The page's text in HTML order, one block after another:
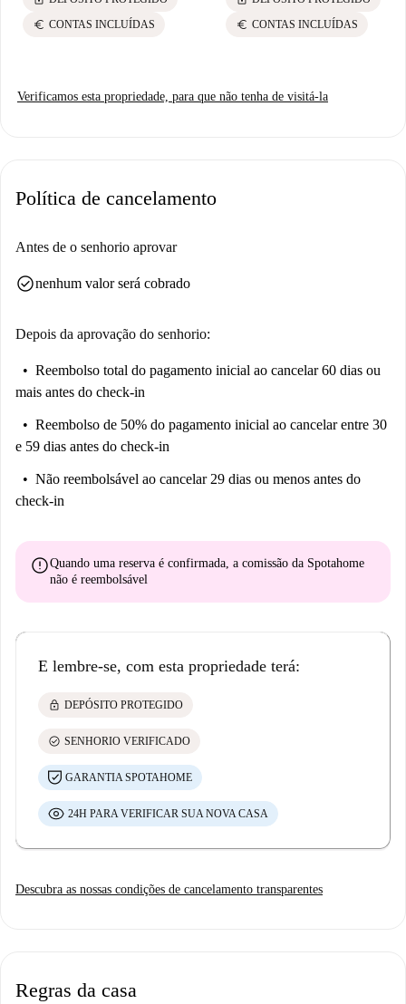
euro CONTAS INCLUÍDAS euro CONTAS INCLUÍDAS
Verificamos esta propriedade, para que não tenha de visitá-la
Política de cancelamento
Antes de o senhorio aprovar
check_circlenenhum valor será cobrado
Depois da aprovação do senhorio:
Reembolso total do pagamento inicial ao cancelar 60 dias ou
mais antes do check-in
Reembolso de 50% do pagamento inicial ao cancelar entre 30
e 59 dias antes do check-in
Não reembolsável ao cancelar 29 dias ou menos antes do
check-in
errorQuando uma reserva é confirmada, a comissão da Spotahome
não é reembolsável
E lembre-se, com esta propriedade terá:
lock DEPÓSITO PROTEGIDO
check_circle SENHORIO VERIFICADO
GARANTIA SPOTAHOME
24H PARA VERIFICAR SUA NOVA CASA
Descubra as nossas condições de cancelamento transparentes
Regras da casa